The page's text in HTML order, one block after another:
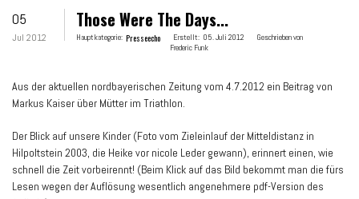
05
Jul 2012
Those Were The Days...
Hauptkategorie: Presseecho Erstellt: 05. Juli 2012
Geschrieben von
Frederic Funk
Aus der aktuellen nordbayerischen Zeitung vom 4.7.2012 ein Beitrag von
Markus Kaiser über Mütter im Triathlon.
Der Blick auf unsere Kinder (Foto vom Zieleinlauf der Mitteldistanz in
Hilpoltstein 2003, die Heike vor nicole Leder gewann), erinnert einen, wie
schnell die Zeit vorbeirennt! (Beim Klick auf das Bild bekommt man die fürs
Lesen wegen der Auflösung wesentlich angenehmere pdf-Version des